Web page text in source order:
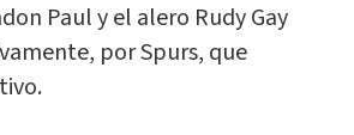
Paul y el alero Rudy Gay
por Spurs, que